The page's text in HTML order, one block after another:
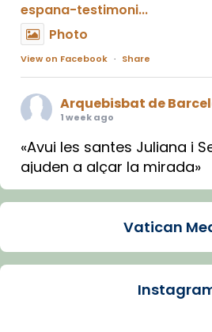
espana-testimoni...
Photo
View on Facebook · Share
Arquebisbat de
1 week ago
«Avui les santes Juliana i
ajuden a alçar la mirada»
Mons. Sergi Gordo, bisbe
Santes de Mataró.
🔗tinyurl.com/cvu5jmbk
Vatican